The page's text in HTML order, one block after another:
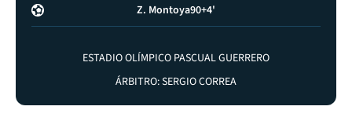
Z. Montoya90+4'
ESTADIO OLÍMPICO PASCUAL GUERRERO
ÁRBITRO: SERGIO CORREA